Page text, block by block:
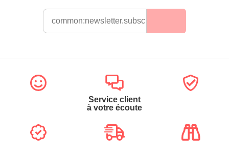
Service client
à votre écoute